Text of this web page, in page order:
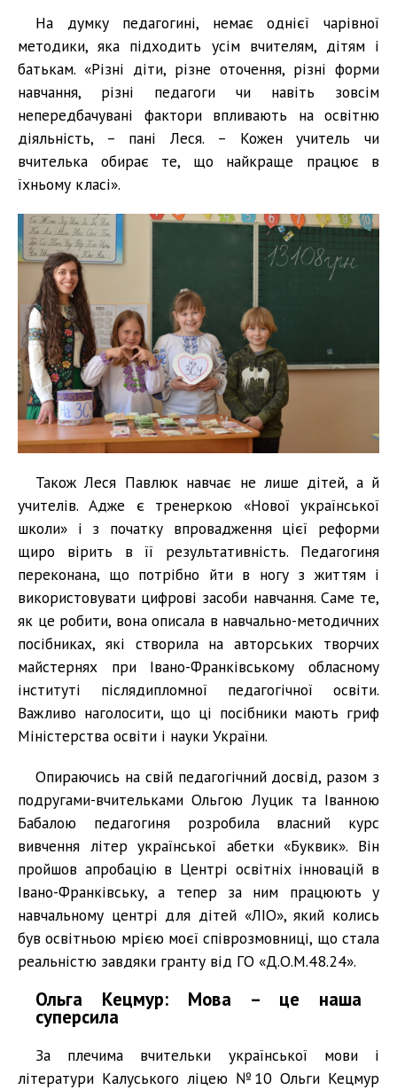
На думку педагогині, немає однієї чарівної
методики, яка підходить усім вчителям, дітям і
батькам. «Різні діти, різне оточення, різні форми
навчання, різні педагоги чи навіть зовсім
непередбачувані фактори впливають на освітню
діяльність, – пані Леся. – Кожен учитель чи
вчителька обирає те, що найкраще працює в
їхньому класі».
Також Леся Павлюк навчає не лише дітей, а й
учителів. Адже є тренеркою «Нової української
школи» і з початку впровадження цієї реформи
щиро вірить в її результативність. Педагогиня
переконана, що потрібно йти в ногу з життям і
використовувати цифрові засоби навчання. Саме те,
як це робити, вона описала в навчально-методичних
посібниках, які створила на авторських творчих
майстернях при Івано-Франківському обласному
інституті післядипломної педагогічної освіти.
Важливо наголосити, що ці посібники мають гриф
Міністерства освіти і науки України.
Опираючись на свій педагогічний досвід, разом з
подругами-вчительками Ольгою Луцик та Іванною
Бабалою педагогиня розробила власний курс
вивчення літер української абетки «Буквик». Він
пройшов апробацію в Центрі освітніх інновацій в
Івано-Франківську, а тепер за ним працюють у
навчальному центрі для дітей «ЛІО», який колись
був освітньою мрією моєї співрозмовниці, що стала
реальністю завдяки гранту від ГО «Д.О.М.48.24».
Ольга Кецмур: Мова – це наша
суперсила
За плечима вчительки української мови і
літератури Калуського ліцею №10 Ольги Кецмур